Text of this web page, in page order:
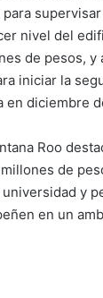
nivel del
de pesos, y
iniciar la
diciembre
Roo
de
y
en un